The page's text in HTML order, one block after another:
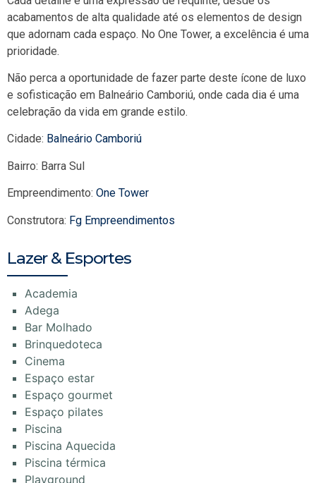
acabamentos de alta qualidade até os elementos de design
que adornam cada espaço. No One Tower, a excelência é uma
prioridade.
Não perca a oportunidade de fazer parte deste ícone de luxo
e sofisticação em Balneário Camboriú, onde cada dia é uma
celebração da vida em grande estilo.
Cidade: Balneário Camboriú
Bairro: Barra Sul
Empreendimento: One Tower
Construtora: Fg Empreendimentos
Lazer & Esportes
Academia
Adega
Bar Molhado
Brinquedoteca
Cinema
Espaço estar
Espaço gourmet
Espaço pilates
Piscina
Piscina Aquecida
Piscina térmica
Playground